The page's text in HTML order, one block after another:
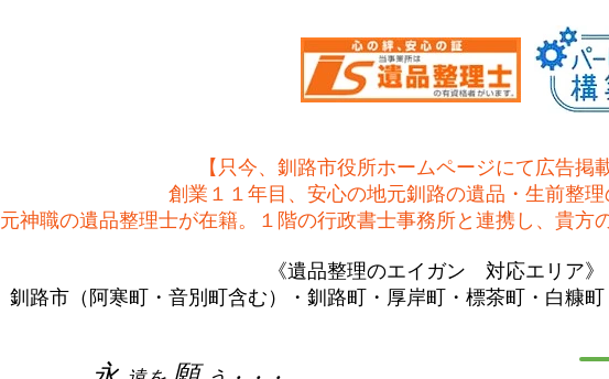
【只今、釧路市役所ホームページにて広告掲
創業１１年目、安心の地元釧路の遺品・生前整理
元神職の遺品整理士が在籍。１階の行政書士事務所と連携し、貴方
《遺品整理のエイガン 対応エリア》
釧路市（阿寒町・音別町含む）・釧路町・厚岸町・標茶町・白糠